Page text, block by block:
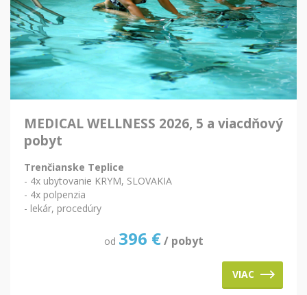
MEDICAL WELLNESS 2026, 5 a viacdňový
pobyt
Trenčianske Teplice
- 4x ubytovanie KRYM, SLOVAKIA
- 4x polpenzia
- lekár, procedúry
od 396 € / pobyt
VIAC